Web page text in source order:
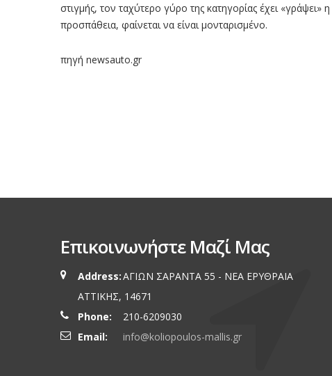
στιγμής, τον ταχύτερο γύρο της κατηγορίας έχει «γράψει» η
προσπάθεια, φαίνεται να είναι μονταρισμένο.
πηγή newsauto.gr
Επικοινωνήστε Μαζί Μας
Address:ΑΓΙΩΝ ΣΑΡΑΝΤΑ 55 - ΝΕΑ ΕΡΥΘΡΑΙA
ΑΤΤΙΚΗΣ, 14671
Phone:
210-6209030
Email:
info@koliopoulos-mallis.gr